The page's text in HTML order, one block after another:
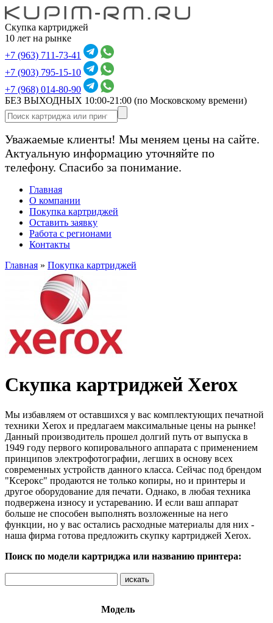
Скупка картриджей
10 лет на рынке
+7 (963) 711-73-41
+7 (903) 795-15-10
+7 (968) 014-80-90
БЕЗ ВЫХОДНЫХ 10:00-21:00 (по Московскому времени)
Уважаемые клиенты! Мы меняем цены на сайте.
Актуальную информацию уточняйте по
телефону. Спасибо за понимание.
Главная
О компании
Покупка картриджей
Оставить заявку
Работа с регионами
Контакты
Главная » Покупка картриджей
Скупка картриджей Xerox
Мы избавляем от оставшихся у вас комплектующих печатной
техники Xerox и предлагаем максимальные цены на рынке!
Данный производитель прошел долгий путь от выпуска в
1949 году первого копировального аппарата с применением
принципов электрофотографии, легших в основу всех
современных устройств данного класса. Сейчас под брендом
"Ксерокс" продаются не только копиры, но и принтеры и
другое оборудование для печати. Однако, в любая техника
подвержена износу и устареванию. И если ваш аппарат
больше не способен выполнять возложенные на него
функции, но у вас остались расходные материалы для них -
наша фирма готова предложить скупку картриджей Xerox.
Поиск по модели картриджа или названию принтера:
Модель